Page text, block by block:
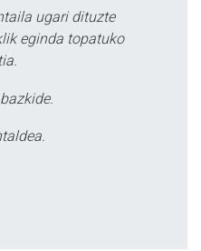
ugari dituzte
eginda topatuko